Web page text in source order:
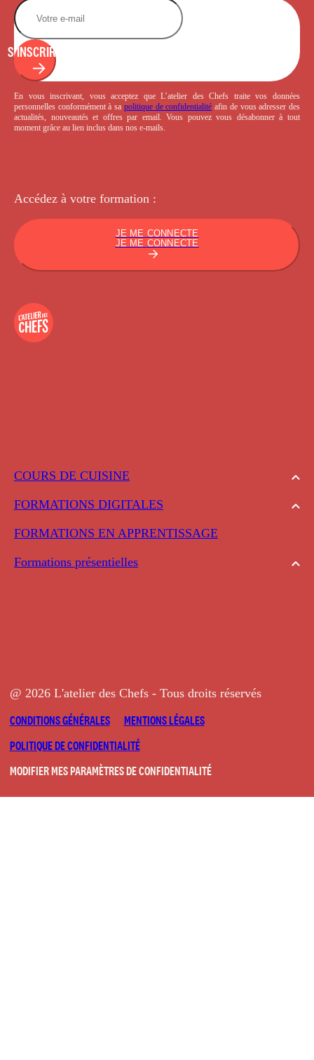
COURS DE CUISINE
FORMATIONS DIGITALES
FORMATIONS EN APPRENTISSAGE
Formations présentielles
S'INSCRIRE
En vous inscrivant, vous acceptez que L’atelier des Chefs traite vos données
personnelles conformément à sa politique de confidentialité afin de vous adresser des
actualités, nouveautés et offres par email. Vous pouvez vous désabonner à tout
moment grâce au lien inclus dans nos e-mails.
Accédez à votre formation :
JE ME CONNECTE
JE ME CONNECTE
@ 2026 L'atelier des Chefs - Tous droits réservés
CONDITIONS GÉNÉRALES
MENTIONS LÉGALES
POLITIQUE DE CONFIDENTIALITÉ
MODIFIER MES PARAMÈTRES DE CONFIDENTIALITÉ